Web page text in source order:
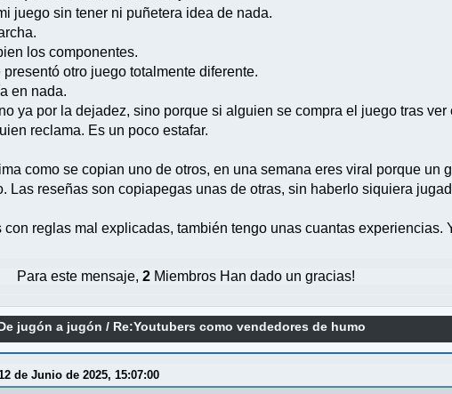
juego sin tener ni puñetera idea de nada.
los componentes.
otro juego totalmente diferente.
en nada.
ya por la dejadez, sino porque si alguien se compra el juego tras
reclama. Es un poco estafar.
como se copian uno de otros, en una semana eres viral porque
Las reseñas son copiapegas unas de otras, sin haberlo siquiera
con reglas mal explicadas, también tengo unas cuantas
Para este mensaje,2 Miembros Han dado un gracias!
jugón a jugón / Re:Youtubers como vendedores de humo
de Junio de 2025, 15:07:00